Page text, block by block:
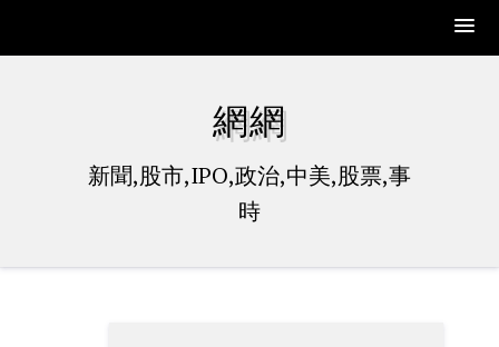
網網
新聞,股市,IPO,政治,中美,股票,事
時